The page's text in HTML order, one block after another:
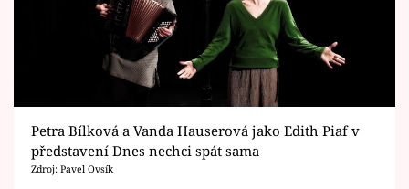
Petra Bílková a Vanda Hauserová jako Edith Piaf v
představení Dnes nechci spát sama
Zdroj: Pavel Ovsík